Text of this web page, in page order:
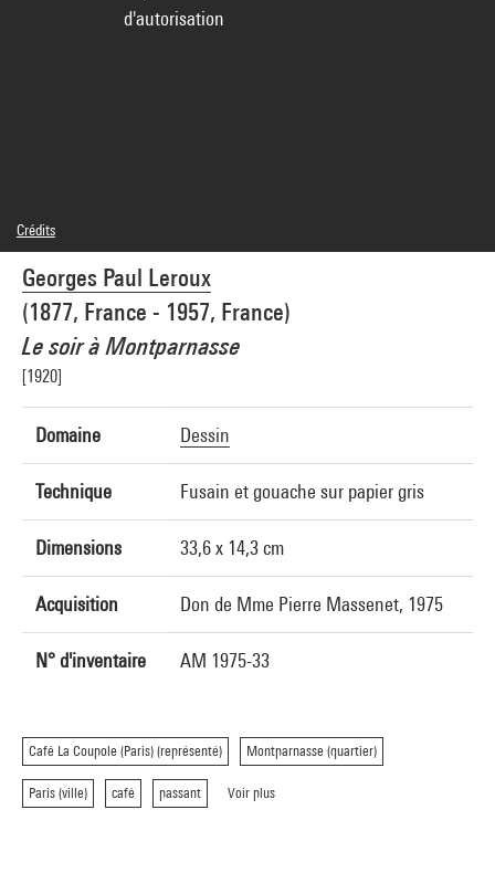
Georges Paul Leroux
(1877, France - 1957, France)
Le soir à Montparnasse
[1920]
Domaine Dessin
Technique Fusain et gouache sur papier gris
Dimensions 33,6 x 14,3 cm
Acquisition Don de Mme Pierre Massenet, 1975
N° d'inventaire AM 1975-33
Café La Coupole (Paris) (représenté) Montparnasse (quartier)
Paris (ville) café passant Voir plus
d'autorisation
Crédits
© droits réservés
Crédit photographique : Centre Pompidou, MNAM-CCI/Bertrand Prévost/Dist.
GrandPalaisRmn
Réf. image : 4R03134 [1994 CX 0646]
Diffusion image :GrandPalaisRmnPhoto